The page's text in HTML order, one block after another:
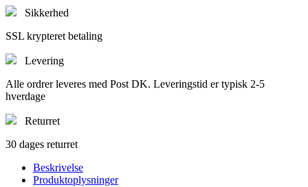
Sikkerhed
SSL krypteret betaling
Levering
Alle ordrer leveres med Post DK. Leveringstid er typisk 2-5
hverdage
Returret
30 dages returret
Beskrivelse
Produktoplysninger